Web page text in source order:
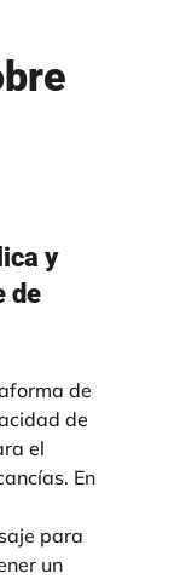
y
de
de
de
el
En
para
un